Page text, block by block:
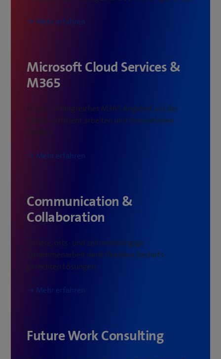
Mehr erfahren
Microsoft Cloud Services &
M365
Unser umfangreiches M365 Angebot aus der
Cloud – effizient arbeiten und Innovationen
fördern.
Mehr erfahren
Communication &
Collaboration
Sichere, orts- und zeitunabhängige
Zusammenarbeit dank flexiblen, bedarfs­
gerechten Lösungen.
Mehr erfahren
Future Work Consulting